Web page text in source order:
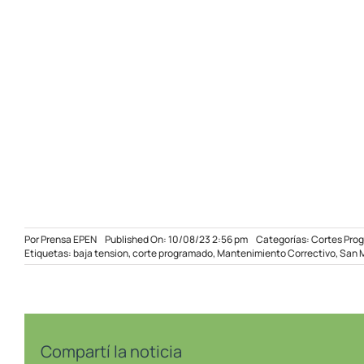
PorPrensa EPEN Published On: 10/08/23 2:56 pm Categorías:Cortes
Etiquetas:baja tension,corte programado,Mantenimiento Correctivo,San
Compartí la noticia